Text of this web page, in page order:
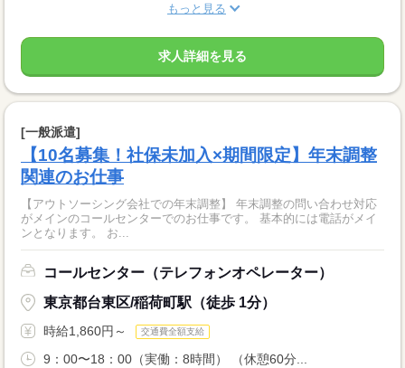
もっと見る
求人詳細を見る
[一般派遣]
【10名募集！社保未加入×期間限定】年末調整
関連のお仕事
【アウトソーシング会社での年末調整】 年末調整の問い合わせ対応
がメインのコールセンターでのお仕事です。 基本的には電話がメイ
ンとなります。 お...
コールセンター（テレフォンオペレーター）
東京都台東区/稲荷町駅（徒歩 1分）
時給1,860円～ 交通費全額支給
9：00〜18：00（実働：8時間） （休憩60分...